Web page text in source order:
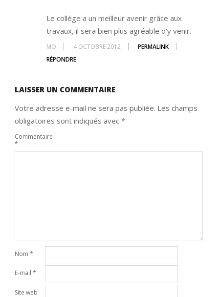
Le collège a un meilleur avenir grâce aux
travaux, il sera bien plus agréable d’y venir.
MO 4 OCTOBRE 2012
PERMALINK
RÉPONDRE
LAISSER UN COMMENTAIRE
Votre adresse e-mail ne sera pas publiée. Les champs
obligatoires sont indiqués avec *
Commentaire
*
Nom *
E-mail *
Site web